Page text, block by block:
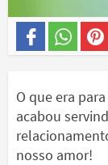
O que era
acabou
nosso amor!